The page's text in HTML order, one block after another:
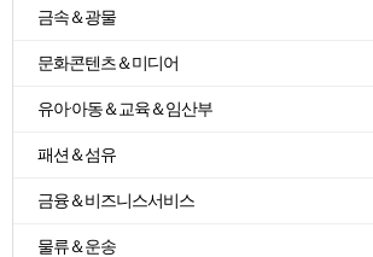
금속＆광물
문화콘텐츠＆미디어
유아·아동＆교육＆임산부
패션＆섬유
금융＆비즈니스서비스
물류＆운송